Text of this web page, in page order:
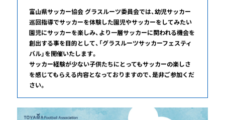
富山県サッカー協会 グラスルーツ委員会では、幼児サッカー
巡回指導でサッカーを体験した園児やサッカーをしてみたい
園児にサッカーを楽しみ、より一層サッカーに関われる機会を
創出する事を目的として、「グラスルーツサッカーフェスティ
バル」を開催いたします。
サッカー経験が少ない子供たちにとってもサッカーの楽しさ
を感じてもらえる内容となっておりますので、是非ご参加くだ
さい。